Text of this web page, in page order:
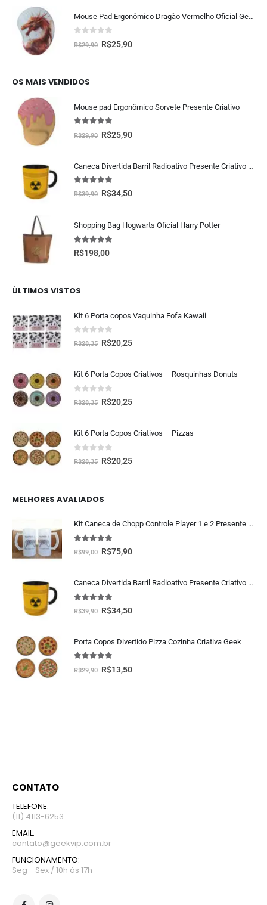
Mouse Pad Ergonômico Dragão Vermelho Oficial Geek Vip
fora de 5
R$29,90 R$25,90
OS MAIS VENDIDOS
Mouse pad Ergonômico Sorvete Presente Criativo
fora de 5
R$29,90 R$25,90
Caneca Divertida Barril Radioativo Presente Criativo Geek
5.00 fora de 5
R$39,90 R$34,50
Shopping Bag Hogwarts Oficial Harry Potter
5.00 fora de 5
R$198,00
ÚLTIMOS VISTOS
Kit 6 Porta copos Vaquinha Fofa Kawaii
fora de 5
R$28,35 R$20,25
Kit 6 Porta Copos Criativos – Rosquinhas Donuts
fora de 5
R$28,35 R$20,25
Kit 6 Porta Copos Criativos – Pizzas
fora de 5
R$28,35 R$20,25
MELHORES AVALIADOS
Kit Caneca de Chopp Controle Player 1 e 2 Presente Namorados
fora de 5
R$99,00 R$75,90
Caneca Divertida Barril Radioativo Presente Criativo Geek
fora de 5
R$39,90 R$34,50
Porta Copos Divertido Pizza Cozinha Criativa Geek
fora de 5
R$29,90 R$13,50
CONTATO
TELEFONE:
(11) 4113-6253
EMAIL:
contato@geekvip.com.br
FUNCIONAMENTO:
Seg - Sex / 10h às 17h